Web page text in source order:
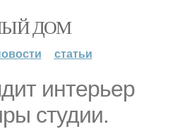
ДОМ
статьи
интерьер
студии.